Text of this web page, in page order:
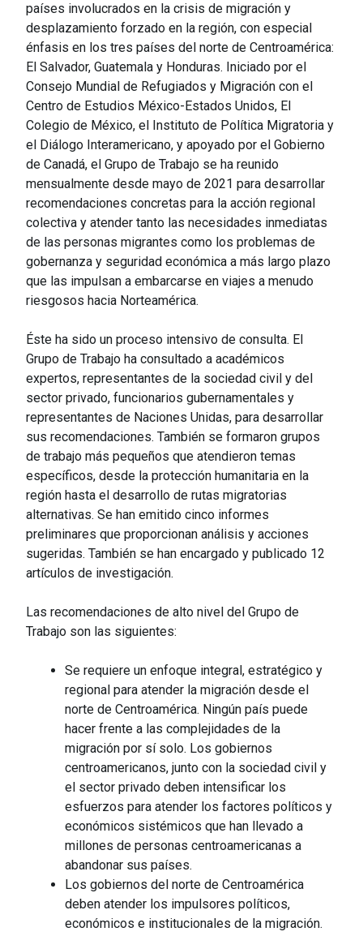
países involucrados en la crisis de migración y
desplazamiento forzado en la región, con especial
énfasis en los tres países del norte de Centroamérica:
El Salvador, Guatemala y Honduras. Iniciado por el
Consejo Mundial de Refugiados y Migración con el
Centro de Estudios México-Estados Unidos, El
Colegio de México, el Instituto de Política Migratoria y
el Diálogo Interamericano, y apoyado por el Gobierno
de Canadá, el Grupo de Trabajo se ha reunido
mensualmente desde mayo de 2021 para desarrollar
recomendaciones concretas para la acción regional
colectiva y atender tanto las necesidades inmediatas
de las personas migrantes como los problemas de
gobernanza y seguridad económica a más largo plazo
que las impulsan a embarcarse en viajes a menudo
riesgosos hacia Norteamérica.
Éste ha sido un proceso intensivo de consulta. El
Grupo de Trabajo ha consultado a académicos
expertos, representantes de la sociedad civil y del
sector privado, funcionarios gubernamentales y
representantes de Naciones Unidas, para desarrollar
sus recomendaciones. También se formaron grupos
de trabajo más pequeños que atendieron temas
específicos, desde la protección humanitaria en la
región hasta el desarrollo de rutas migratorias
alternativas. Se han emitido cinco informes
preliminares que proporcionan análisis y acciones
sugeridas. También se han encargado y publicado 12
artículos de investigación.
Las recomendaciones de alto nivel del Grupo de
Trabajo son las siguientes:
Se requiere un enfoque integral, estratégico y
regional para atender la migración desde el
norte de Centroamérica. Ningún país puede
hacer frente a las complejidades de la
migración por sí solo. Los gobiernos
centroamericanos, junto con la sociedad civil y
el sector privado deben intensificar los
esfuerzos para atender los factores políticos y
económicos sistémicos que han llevado a
millones de personas centroamericanas a
abandonar sus países.
Los gobiernos del norte de Centroamérica
deben atender los impulsores políticos,
económicos e institucionales de la migración.